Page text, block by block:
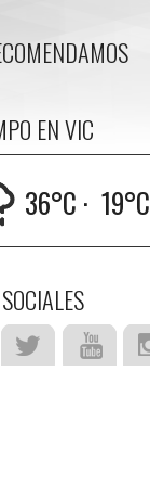
EN VIC
36°C · 19°C